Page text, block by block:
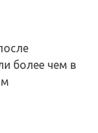
более чем в